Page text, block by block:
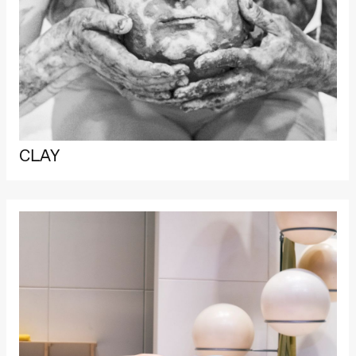
Lørdag 22. august
19.00
Pia Maria
Roll og
Mohamed
Mohamed
Male
Fantasies
CLAY